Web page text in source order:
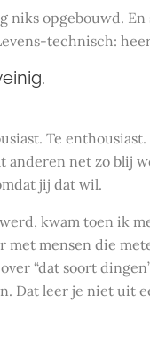
niks opgebouwd.
technisch:
Te
net zo blij
jij dat wil.
kwam toen ik
met mensen die
“dat soort
Dat leer je niet uit